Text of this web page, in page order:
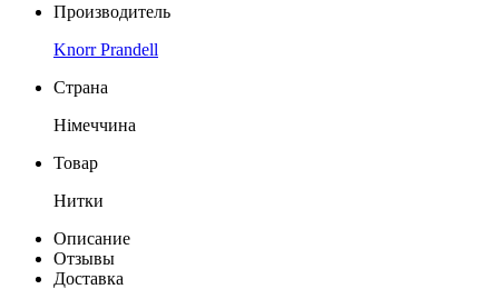
Производитель
Knorr Prandell
Страна
Німеччина
Товар
Нитки
Описание
Отзывы
Доставка